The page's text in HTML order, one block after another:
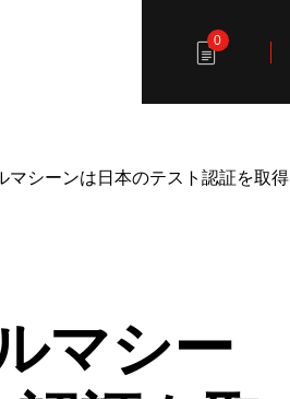
0
マシーンは日本のテスト認証を取得
マシー